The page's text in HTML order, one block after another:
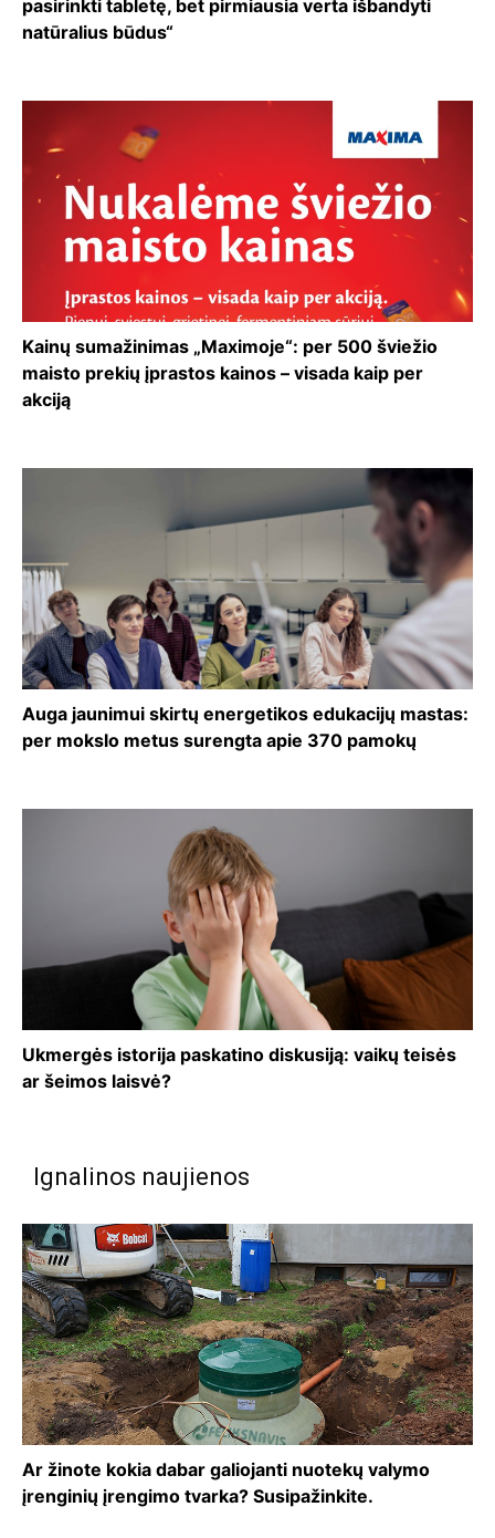
pasirinkti tabletę, bet pirmiausia verta išbandyti
natūralius būdus“
Kainų sumažinimas „Maximoje“: per 500 šviežio
maisto prekių įprastos kainos – visada kaip per
akciją
Auga jaunimui skirtų energetikos edukacijų mastas:
per mokslo metus surengta apie 370 pamokų
Ukmergės istorija paskatino diskusiją: vaikų teisės
ar šeimos laisvė?
Ignalinos naujienos
Ar žinote kokia dabar galiojanti nuotekų valymo
įrenginių įrengimo tvarka? Susipažinkite.